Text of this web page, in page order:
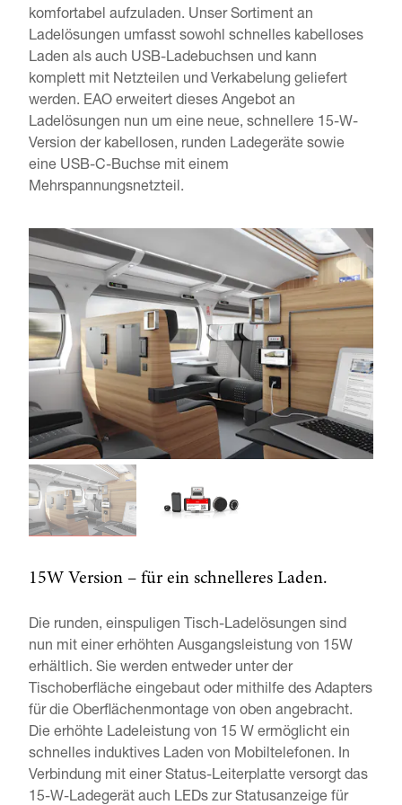
komfortabel aufzuladen. Unser Sortiment an
Ladelösungen umfasst sowohl schnelles kabelloses
Laden als auch USB-Ladebuchsen und kann
komplett mit Netzteilen und Verkabelung geliefert
werden. EAO erweitert dieses Angebot an
Ladelösungen nun um eine neue, schnellere 15-W-
Version der kabellosen, runden Ladegeräte sowie
eine USB-C-Buchse mit einem
Mehrspannungsnetzteil.
15W Version – für ein schnelleres Laden.
Die runden, einspuligen Tisch-Ladelösungen sind
nun mit einer erhöhten Ausgangsleistung von 15W
erhältlich. Sie werden entweder unter der
Tischoberfläche eingebaut oder mithilfe des Adapters
für die Oberflächenmontage von oben angebracht.
Die erhöhte Ladeleistung von 15 W ermöglicht ein
schnelles induktives Laden von Mobiltelefonen. In
Verbindung mit einer Status-Leiterplatte versorgt das
15-W-Ladegerät auch LEDs zur Statusanzeige für